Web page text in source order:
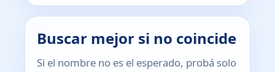
Buscar mejor si no coincide
Si el nombre no es el esperado, probá solo